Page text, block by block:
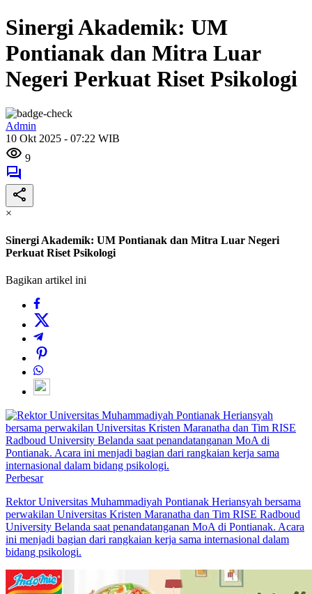
Sinergi Akademik: UM
Pontianak dan Mitra Luar
Negeri Perkuat Riset Psikologi
Admin
10 Okt 2025 - 07:22 WIB
9
×
Sinergi Akademik: UM Pontianak dan Mitra Luar Negeri
Perkuat Riset Psikologi
Bagikan artikel ini
Perbesar
Rektor Universitas Muhammadiyah Pontianak Heriansyah bersama
perwakilan Universitas Kristen Maranatha dan Tim RISE Radboud
University Belanda saat penandatanganan MoA di Pontianak. Acara
ini menjadi bagian dari rangkaian kerja sama internasional dalam
bidang psikologi.